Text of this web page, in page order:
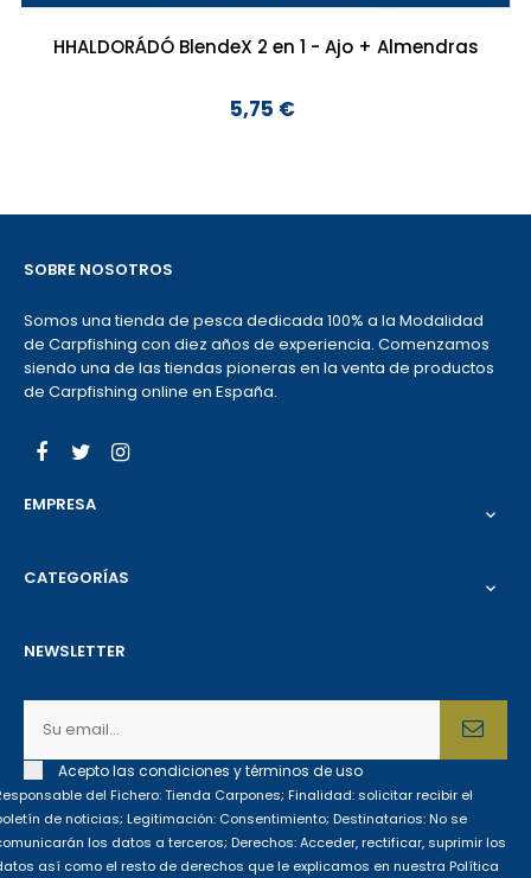
HHALDORÁDÓ BlendeX 2 en 1 - Ajo + Almendras
Precio
5,75 €
SOBRE NOSOTROS
Somos una tienda de pesca dedicada 100% a la Modalidad
de Carpfishing con diez años de experiencia. Comenzamos
siendo una de las tiendas pioneras en la venta de productos
de Carpfishing online en España.
Facebook
Twitter
EMPRESA 
CATEGORÍAS 
NEWSLETTER
Acepto las condiciones y términos de uso
del Fichero: Tienda Carpones; Finalidad: solicitar recibir el
de noticias; Legitimación: Consentimiento; Destinatarios: No se
los datos a terceros; Derechos: Acceder, rectificar, suprimir los
así como el resto de derechos que le explicamos en nuestra Política